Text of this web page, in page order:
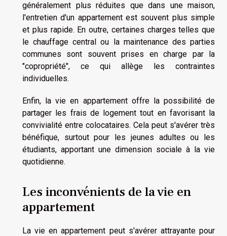
généralement plus réduites que dans une maison,
l'entretien d'un appartement est souvent plus simple
et plus rapide. En outre, certaines charges telles que
le chauffage central ou la maintenance des parties
communes sont souvent prises en charge par la
"copropriété", ce qui allège les contraintes
individuelles.
Enfin, la vie en appartement offre la possibilité de
partager les frais de logement tout en favorisant la
convivialité entre colocataires. Cela peut s'avérer très
bénéfique, surtout pour les jeunes adultes ou les
étudiants, apportant une dimension sociale à la vie
quotidienne.
Les inconvénients de la vie en
appartement
La vie en appartement peut s'avérer attrayante pour